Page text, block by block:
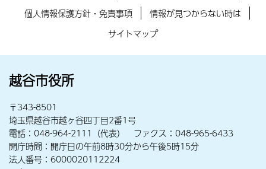
個人情報保護方針・免責事項
情報が見つからない時は
サイトマップ
越谷市役所
〒343-8501
埼玉県越谷市越ヶ谷四丁目2番1号
電話：048-964-2111（代表） ファクス：048-965-6433
開庁時間：開庁日の午前8時30分から午後5時15分
法人番号：6000020112224